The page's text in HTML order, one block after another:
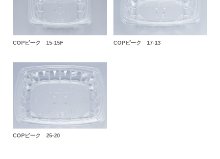
COPピーク 15-15F COPピーク 17-13
COPピーク 25-20